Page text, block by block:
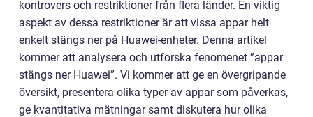
kontrovers och restriktioner från flera länder. En viktig
aspekt av dessa restriktioner är att vissa appar helt
enkelt stängs ner på Huawei-enheter. Denna artikel
kommer att analysera och utforska fenomenet ”appar
stängs ner Huawei”. Vi kommer att ge en övergripande
översikt, presentera olika typer av appar som påverkas,
ge kvantitativa mätningar samt diskutera hur olika